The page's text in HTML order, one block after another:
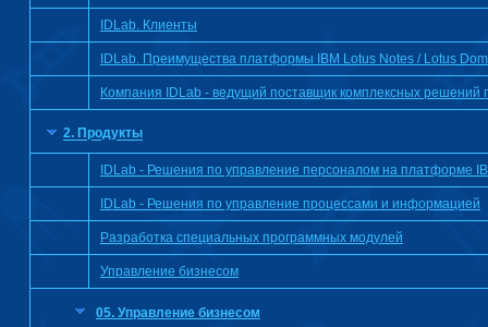
IDLab. Клиенты
IDLab. Преимущества платформы IBM Lotus Notes / Lotus
Компания IDLab - ведущий поставщик комплексных
2. Продукты
IDLab - Решения по управление персоналом на платформе
IDLab - Решения по управление процессами и информацией
Разработка специальных программных модулей
Управление бизнесом
05. Управление бизнесом